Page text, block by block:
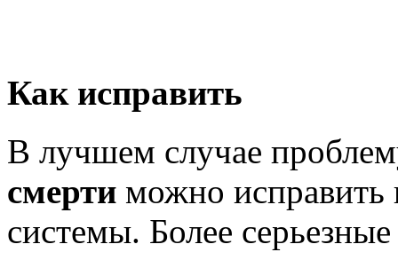
Как исправить
В лучшем случае
смерти можно исправить
системы. Более